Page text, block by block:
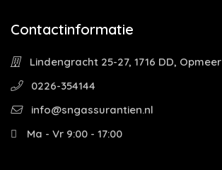
Contactinformatie
Lindengracht 25-27, 1716 DD, Opmeer
0226-354144
info@sngassurantien.nl
Ma - Vr 9:00 - 17:00